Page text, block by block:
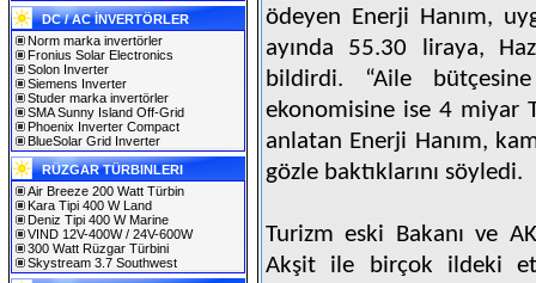
DC / AC İNVERTÖRLER
Norm marka invertörler
Fronius Solar Electronics
Solon Inverter
Siemens Inverter
Studer marka invertörler
SMA Sunny Island Off-Grid
Phoenix Inverter Compact
BlueSolar Grid Inverter
RÜZGAR TÜRBINLERI
Air Breeze 200 Watt Türbin
Kara Tipi 400 W Land
Deniz Tipi 400 W Marine
VIND 12V-400W / 24V-600W
300 Watt Rüzgar Türbini
Skystream 3.7 Southwest
ödeyen Enerji Hanım,
ayında 55.30 liraya,
bildirdi. “Aile
ekonomisine ise 4 miyar
anlatan Enerji Hanım,
gözle baktıklarını söyledi.
Turizm eski Bakanı ve
Akşit ile birçok ildeki